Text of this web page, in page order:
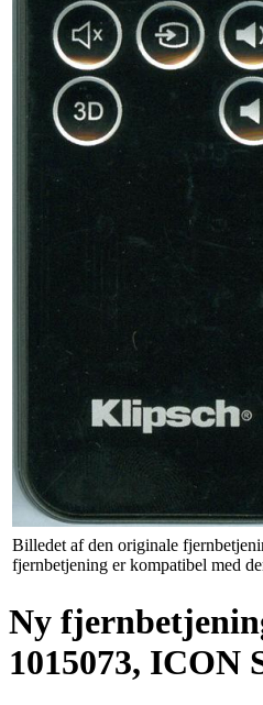
Billedet af den originale
fjernbetjening er kompatibel med
Ny
1015073, ICON